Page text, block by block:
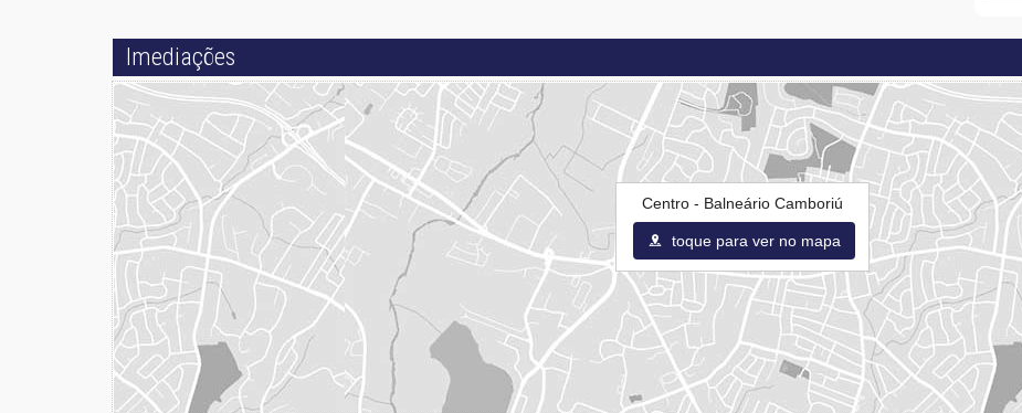
Imediações
Centro - Balneário Camboriú
toque para ver no mapa